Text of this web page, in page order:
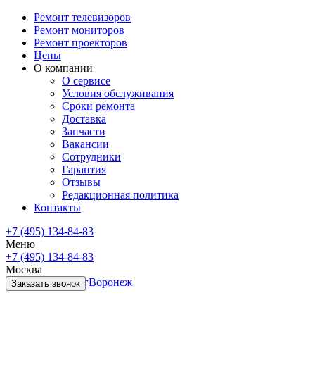
Ремонт телевизоров
Ремонт мониторов
Ремонт проекторов
Цены
О компании
О сервисе
Условия обслуживания
Сроки ремонта
Доставка
Запчасти
Вакансии
Сотрудники
Гарантия
Отзывы
Редакционная политика
Контакты
+7 (495) 134-84-83
Меню
+7 (495) 134-84-83
Москва
Санкт-ПетербургВоронеж
Заказать звонок